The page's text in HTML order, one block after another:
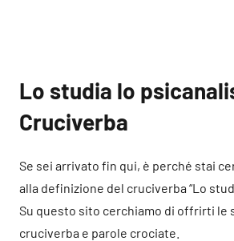
Lo studia lo
Cruciverba
Se sei arrivato fin qui, è perché stai
alla definizione del cruciverba “Lo
Su questo sito cerchiamo di offrirti le
cruciverba e parole crociate.